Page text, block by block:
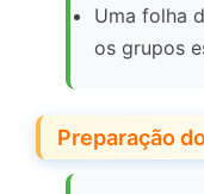
Uma folha
os grupos
Preparação